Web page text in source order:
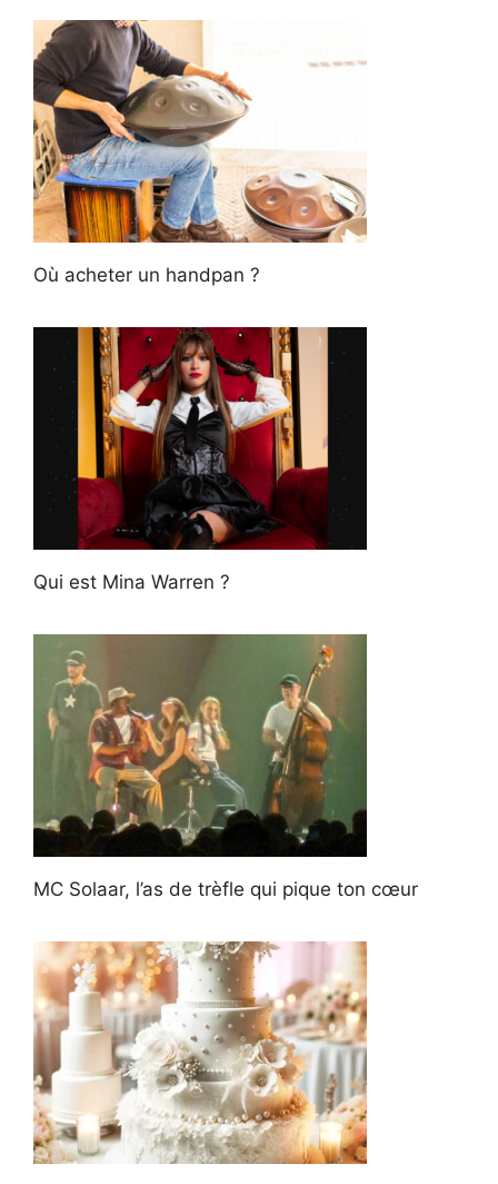
Où acheter un handpan ?
Qui est Mina Warren ?
MC Solaar, l’as de trèfle qui pique ton cœur